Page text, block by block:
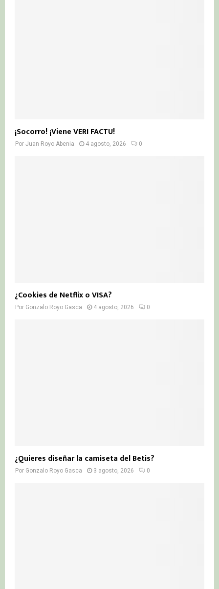
¡Socorro! ¡Viene VERI FACTU!
Por Juan Royo Abenia 4 agosto, 2026 0
¿Cookies de Netflix o VISA?
Por Gonzalo Royo Gasca 4 agosto, 2026 0
¿Quieres diseñar la camiseta del Betis?
Por Gonzalo Royo Gasca 3 agosto, 2026 0